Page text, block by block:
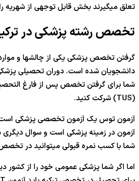
تعلق میگیرند بخش قابل توجهی از شهریه
تخصص رشته پزشکی در
گرفتن تخصص پزشکی یکی از چالشها و
شما برای گرفتن تخصص پس از فارغ
(TUS) شرکت کنید.
آزمون توس یک آزمون تخصصی پزشکی است
آزمون در زمینه پزشکی است و سوال دیگری
شما با کسب نمره قبولی میتوانید در
اما اگر شما پزشکی عمومی خود را از کشور